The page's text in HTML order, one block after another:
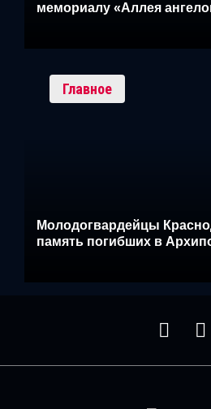
мемориалу «Аллея
Главное
Молодогвардейцы
память погибших в